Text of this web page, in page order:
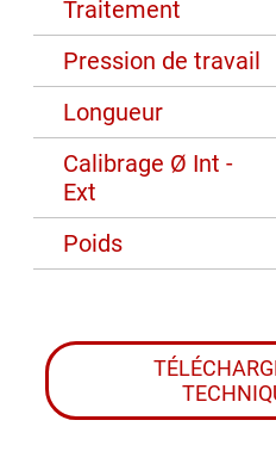
Traitement
Pression de travail
Longueur
Calibrage Ø Int -
Ext
Poids